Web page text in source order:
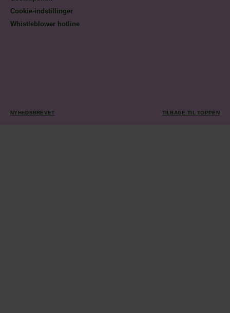
Cookie-indstillinger
Whistleblower hotline
NYHEDSBREVET TILBAGE TIL TOPPEN